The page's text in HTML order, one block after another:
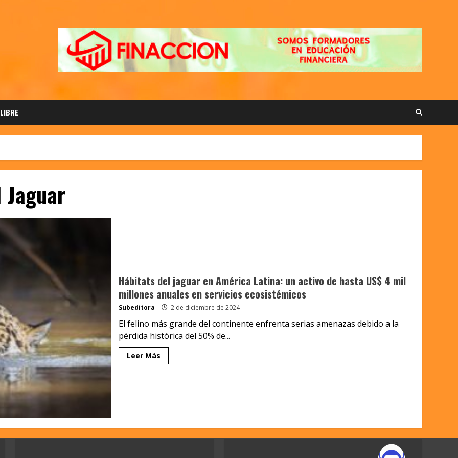
Hábitats del jaguar en América Latina: un activo de hasta US$ 4 mil
millones anuales en servicios ecosistémicos
Subeditora 2 de diciembre de 2024
El felino más grande del continente enfrenta serias amenazas debido a la
pérdida histórica del 50% de...
Leer Más